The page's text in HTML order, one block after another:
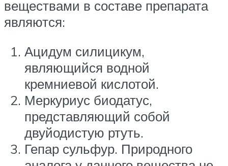
веществами в составе препарата
являются:
Ацидум силицикум,
являющийся водной
кремниевой кислотой.
Меркуриус биодатус,
представляющий собой
двуйодистую ртуть.
Гепар сульфур. Природного